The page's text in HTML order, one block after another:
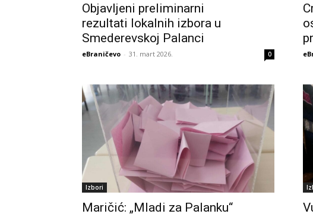
Objavljeni preliminarni
rezultati lokalnih izbora u
Smederevskoj Palanci
eBraničevo - 31. mart 2026. 0
Izbori
Maričić: „Mladi za Palanku“